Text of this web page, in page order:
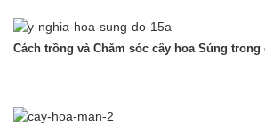
Cách trồng và Chăm sóc cây hoa Súng trong